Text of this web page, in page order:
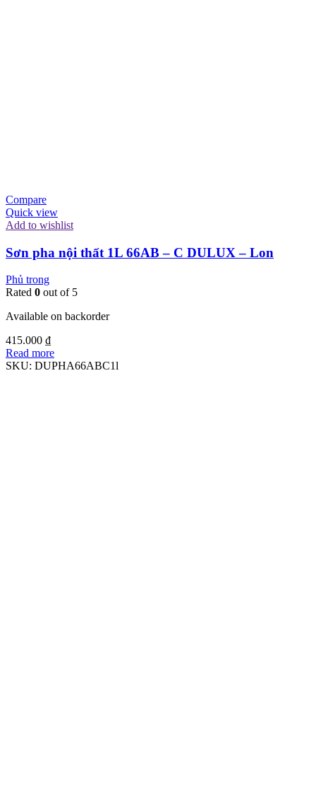
Compare
Quick view
Add to wishlist
Sơn pha nội thất 1L 66AB – C DULUX – Lon
Phủ trong
Rated 0 out of 5
Available on backorder
415.000 ₫
Read more
SKU: DUPHA66ABC1l